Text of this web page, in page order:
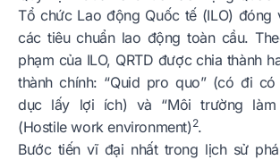
Tổ chức Lao động Quốc tế (ILO) đóng
các tiêu chuẩn lao động toàn cầu.
phạm của ILO, QRTD được chia thành
thành chính: “Quid pro quo” (có đi
dục lấy lợi ích) và “Môi trường làm
(Hostile work environment) 2.
Bước tiến vĩ đại nhất trong lịch sử